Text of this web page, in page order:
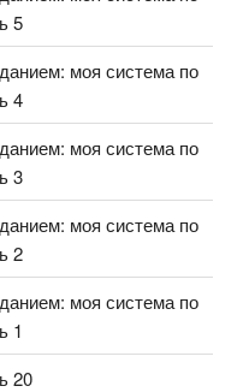
5
моя система по
4
моя система по
3
моя система по
2
моя система по
1
20